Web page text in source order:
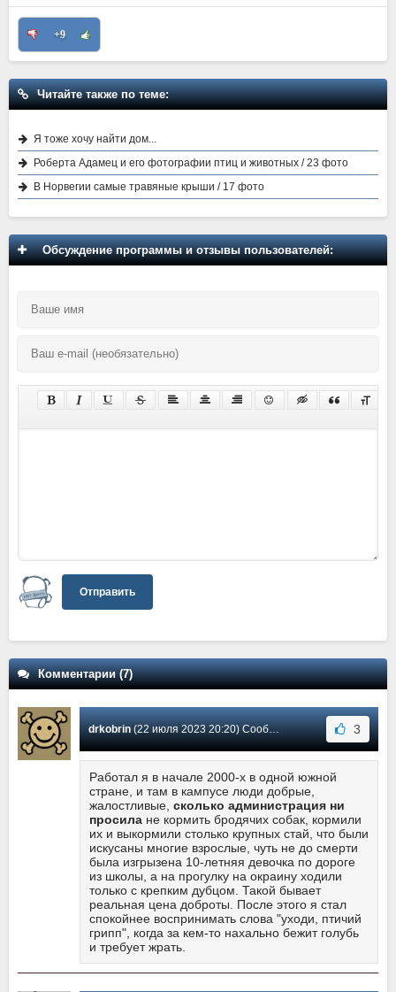
+9
Читайте также по теме:
Я тоже хочу найти дом...
Роберта Адамец и его фотографии птиц и животных / 23 фото
В Норвегии самые травяные крыши / 17 фото
Обсуждение программы и отзывы пользователей:
Отправить
Комментарии (7)
drkobrin(22 июля 2023 20:20) Сообщение #5 3
Работал я в начале 2000-х в одной южной
стране, и там в кампусе люди добрые,
жалостливые, сколько администрация ни
просила не кормить бродячих собак, кормили
их и выкормили столько крупных стай, что были
искусаны многие взрослые, чуть не до смерти
была изгрызена 10-летняя девочка по дороге
из школы, а на прогулку на окраину ходили
только с крепким дубцом. Такой бывает
реальная цена доброты. После этого я стал
спокойнее воспринимать слова "уходи, птичий
грипп", когда за кем-то нахально бежит голубь
и требует жрать.